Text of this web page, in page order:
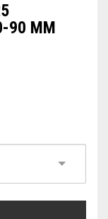
90 MM